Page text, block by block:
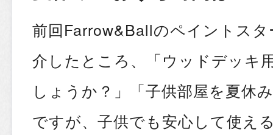
前回Farrow&Ballのペイントス
介したところ、「ウッドデッキ
しょうか？」「子供部屋を夏休
ですが、子供でも安心して使え